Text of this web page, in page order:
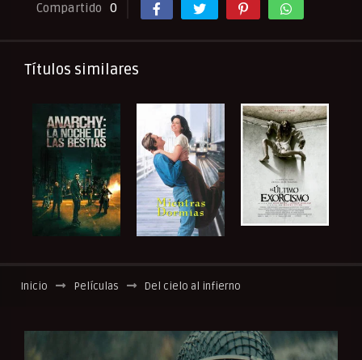
Compartido 0
Títulos similares
Inicio Películas Del cielo al infierno